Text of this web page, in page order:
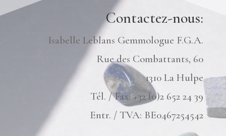
Contactez-nous:
Isabelle Leblans Gemmologue F.G.A.
Rue des Combattants, 60
1310 La Hulpe
Tél. / Fax: +32 (0)2 652 24 39
Entr. / TVA: BE0467254542